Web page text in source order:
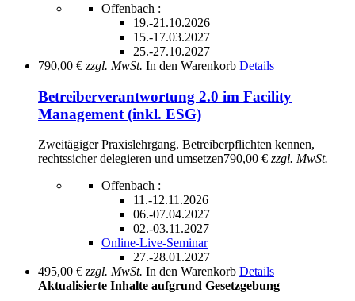
Offenbach :
19.-21.10.2026
15.-17.03.2027
25.-27.10.2027
790,00 € zzgl. MwSt. In den Warenkorb Details
Betreiberverantwortung 2.0 im Facility
Management (inkl. ESG)
Zweitägiger Praxislehrgang. Betreiberpflichten kennen,
rechtssicher delegieren und umsetzen790,00 € zzgl. MwSt.
Offenbach :
11.-12.11.2026
06.-07.04.2027
02.-03.11.2027
Online-Live-Seminar
27.-28.01.2027
495,00 € zzgl. MwSt. In den Warenkorb Details
Aktualisierte Inhalte aufgrund Gesetzgebung